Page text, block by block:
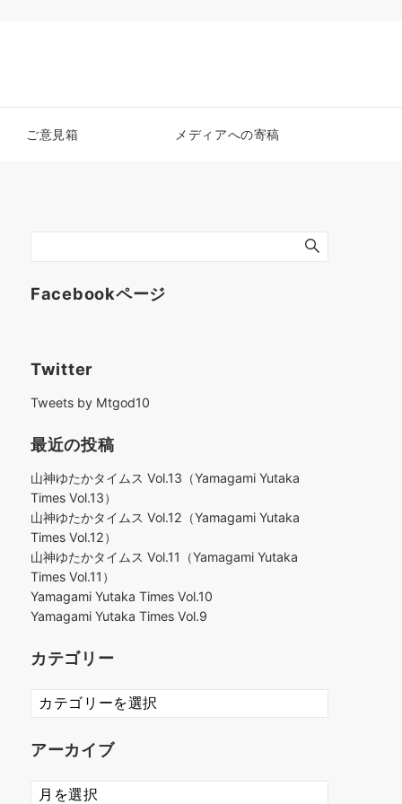
ご意見箱 メディアへの寄稿
Facebookページ
Twitter
Tweets by Mtgod10
最近の投稿
山神ゆたかタイムス Vol.13（Yamagami Yutaka
Times Vol.13）
山神ゆたかタイムス Vol.12（Yamagami Yutaka
Times Vol.12）
山神ゆたかタイムス Vol.11（Yamagami Yutaka
Times Vol.11）
Yamagami Yutaka Times Vol.10
Yamagami Yutaka Times Vol.9
カテゴリー
カ
テ
リ
アーカイブ
ア